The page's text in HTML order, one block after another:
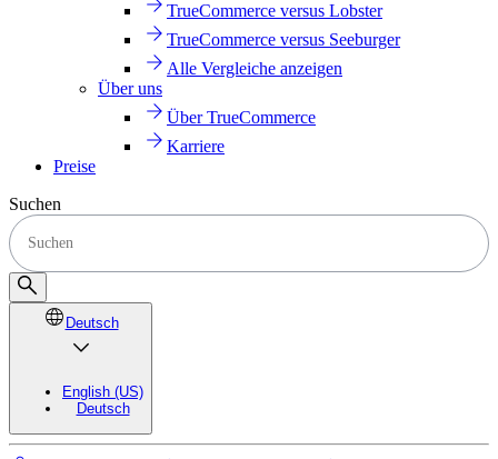
TrueCommerce versus Lobster
TrueCommerce versus Seeburger
Alle Vergleiche anzeigen
Über uns
Über TrueCommerce
Karriere
Preise
Suchen
Deutsch
English (US)
Deutsch